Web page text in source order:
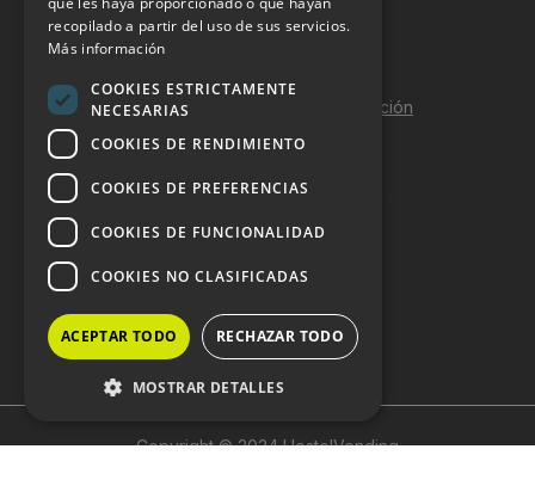
Política de Privacidad
Política de calidad y seguridad de la información
Contacto
DOSSIER Y CONTRATACIÓN
Dossier 2026 (ES)
Dossier 2026 (EN)
Copyright © 2024 HostelVending
recopilado a partir del uso de sus servicios.
Más información
COOKIES ESTRICTAMENTE
NECESARIAS
COOKIES DE RENDIMIENTO
COOKIES DE PREFERENCIAS
COOKIES DE FUNCIONALIDAD
COOKIES NO CLASIFICADAS
ACEPTAR TODO RECHAZAR TODO
MOSTRAR DETALLES